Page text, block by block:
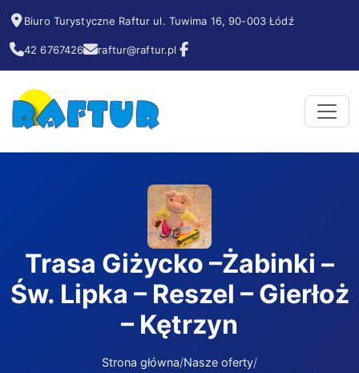
Biuro Turystyczne Raftur ul. Tuwima 16, 90-003 Łódź
42 6767426 raftur@raftur.pl
Trasa Giżycko –Żabinki –
Św. Lipka – Reszel – Gierłoż
– Kętrzyn
Strona główna Nasze oferty